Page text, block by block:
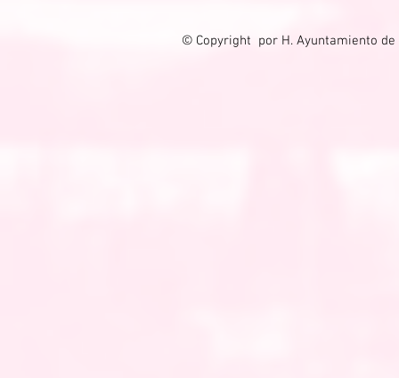
© Copyright por H. Ayuntamiento de